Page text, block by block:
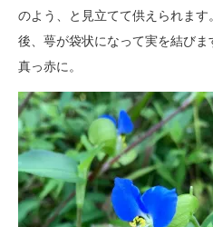
のよう、と見立てて供えられま
後、萼が袋状になって実を結び
真っ赤に。